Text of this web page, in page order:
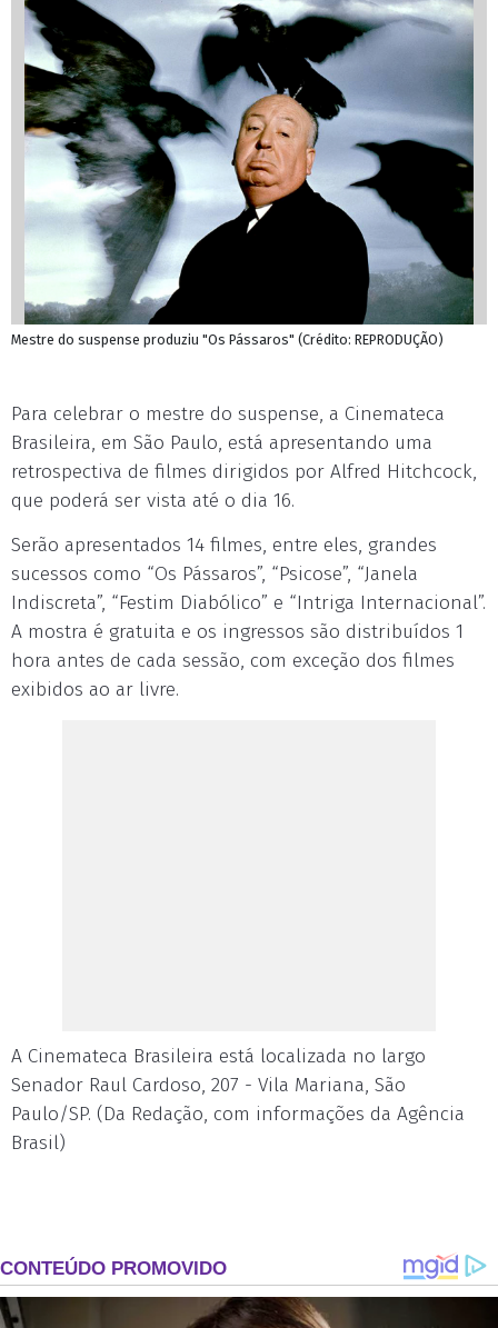
Mestre do suspense produziu "Os Pássaros" (Crédito: REPRODUÇÃO)
Para celebrar o mestre do suspense, a Cinemateca
Brasileira, em São Paulo, está apresentando uma
retrospectiva de filmes dirigidos por Alfred Hitchcock,
que poderá ser vista até o dia 16.
Serão apresentados 14 filmes, entre eles, grandes
sucessos como “Os Pássaros”, “Psicose”, “Janela
Indiscreta”, “Festim Diabólico” e “Intriga Internacional”.
A mostra é gratuita e os ingressos são distribuídos 1
hora antes de cada sessão, com exceção dos filmes
exibidos ao ar livre.
A Cinemateca Brasileira está localizada no largo
Senador Raul Cardoso, 207 - Vila Mariana, São
Paulo/SP. (Da Redação, com informações da Agência
Brasil)